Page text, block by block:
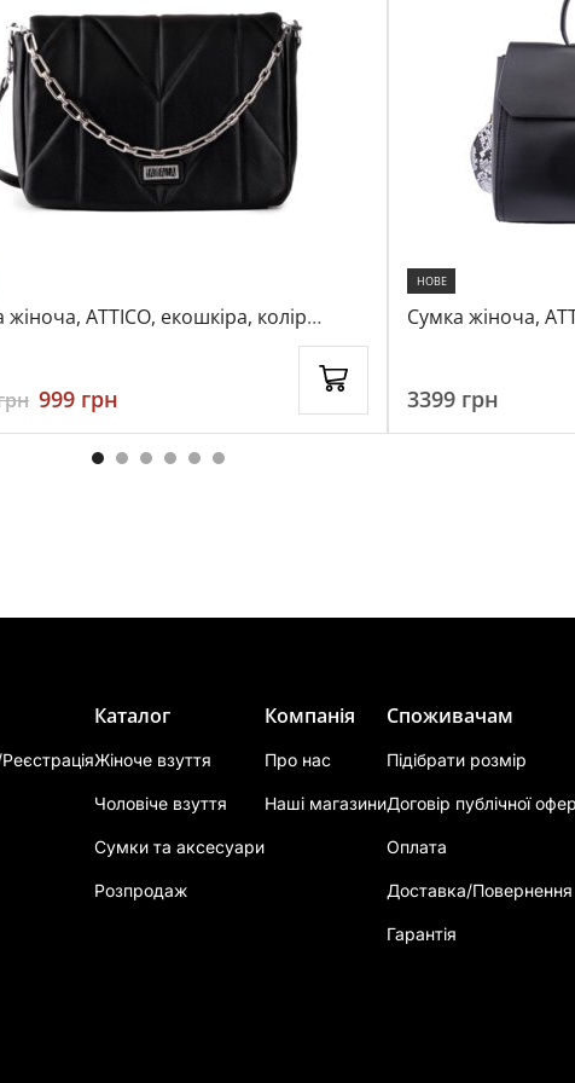
жіноча, ATTICO, екошкіра, колір
999 грн
НОВЕ
Сумка жіноча,
3399 грн
Каталог
Жіноче взуття
Чоловіче взуття
Сумки та аксесуари
Розпродаж
Компанія
Про нас
Наші магазини
Споживачам
Підібрати розмір
Договір публічної
Оплата
Доставка/Повернення
Гарантія